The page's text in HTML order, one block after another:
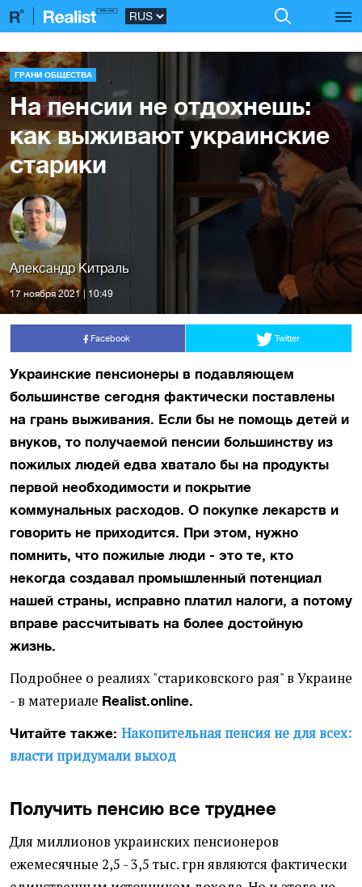
ГРАНИ ОБЩЕСТВА
На пенсии не отдохнешь:
как выживают украинские
старики
Александр Китраль
17 ноября 2021 | 10:49
Facebook Twitter
Украинские пенсионеры в подавляющем
большинстве сегодня фактически поставлены
на грань выживания. Если бы не помощь детей и
внуков, то получаемой пенсии большинству из
пожилых людей едва хватало бы на продукты
первой необходимости и покрытие
коммунальных расходов. О покупке лекарств и
говорить не приходится. При этом, нужно
помнить, что пожилые люди - это те, кто
некогда создавал промышленный потенциал
нашей страны, исправно платил налоги, а потому
вправе рассчитывать на более достойную
жизнь.
Подробнее о реалиях "стариковского рая" в Украине
- в материале Realist.online.
Читайте также: Накопительная пенсия не для всех:
власти придумали выход
Получить пенсию все труднее
Для миллионов украинских пенсионеров
ежемесячные 2,5 - 3,5 тыс. грн являются фактически